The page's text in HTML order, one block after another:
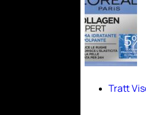
Tratt